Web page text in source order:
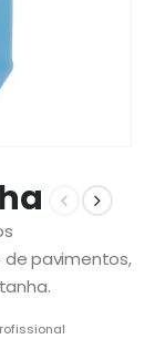
pavimentos,